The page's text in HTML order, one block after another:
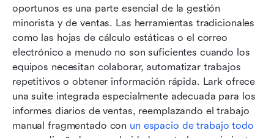
oportunos es una parte esencial de la gestión
minorista y de ventas. Las herramientas tradicionales
como las hojas de cálculo estáticas o el correo
electrónico a menudo no son suficientes cuando los
equipos necesitan colaborar, automatizar trabajos
repetitivos o obtener información rápida. Lark ofrece
una suite integrada especialmente adecuada para los
informes diarios de ventas, reemplazando el trabajo
manual fragmentado con un espacio de trabajo todo